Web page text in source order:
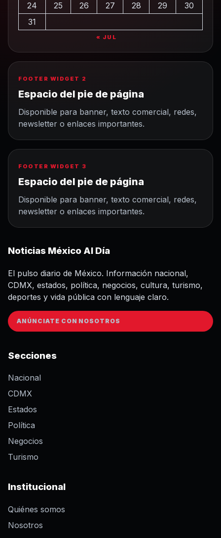
24
25 26 27 28 29
30
31
« JUL
FOOTER WIDGET 2
Espacio del pie de página
Disponible para banner, texto comercial, redes,
newsletter o enlaces importantes.
FOOTER WIDGET 3
Espacio del pie de página
Disponible para banner, texto comercial, redes,
newsletter o enlaces importantes.
Noticias México Al Día
El pulso diario de México. Información nacional,
CDMX, estados, política, negocios, cultura, turismo,
deportes y vida pública con lenguaje claro.
ANÚNCIATE CON NOSOTROS
Secciones
Nacional
CDMX
Estados
Política
Negocios
Turismo
Institucional
Quiénes somos
Nosotros